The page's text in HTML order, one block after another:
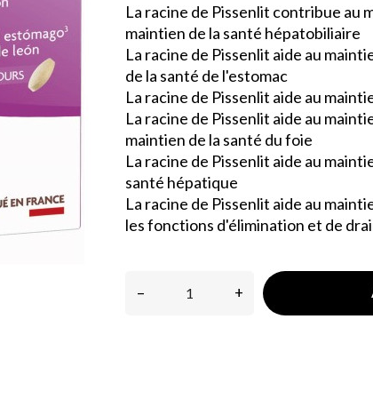
La racine de Pissenlit contribue au
maintien de la santé hépatobiliaire
La racine de Pissenlit aide au
de la santé de l'estomac
La racine de Pissenlit aide au
La racine de Pissenlit aide au
maintien de la santé du foie
La racine de Pissenlit aide au
santé hépatique
La racine de Pissenlit aide au
les fonctions d'élimination et de
– +